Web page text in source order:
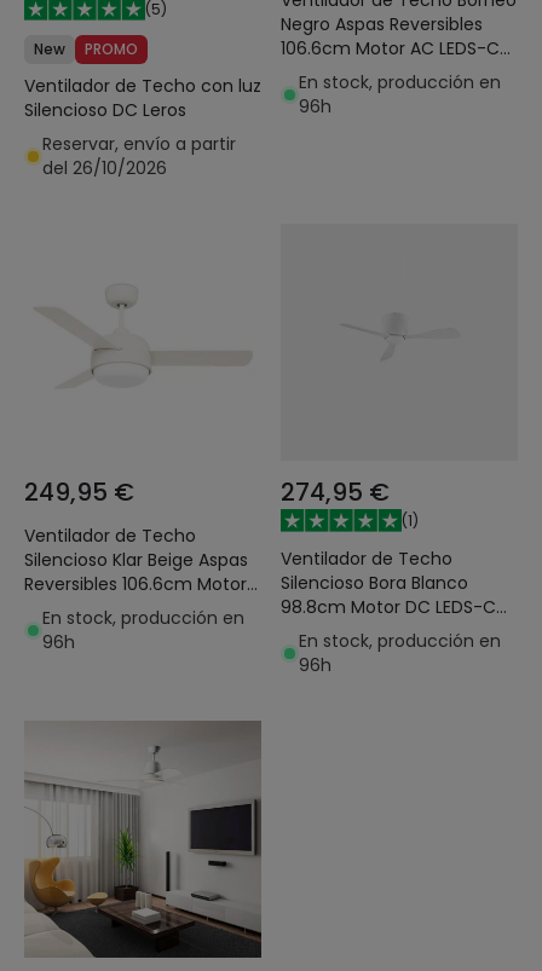
(5)
New
PROMO
Ventilador de Techo con luz
Silencioso DC Leros
Reservar, envío a partir
del 26/10/2026
Negro Aspas Reversibles
106.6cm Motor AC LEDS-C4
VE-0006-MAR
En stock, producción en
96h
249,95 €
Ventilador de Techo
Silencioso Klar Beige Aspas
Reversibles 106.6cm Motor
DC LEDS-C4 30-4864-16-
F9
En stock, producción en
96h
274,95 €
(1)
Ventilador de Techo
Silencioso Bora Blanco
98.8cm Motor DC LEDS-C4
30-7973-14-F9
En stock, producción en
96h